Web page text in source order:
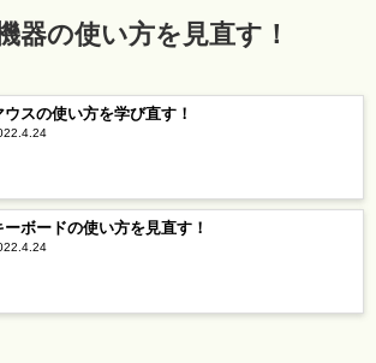
器の使い方を見直す！
ウスの使い方を学び直す！
ーボードの使い方を見直す！